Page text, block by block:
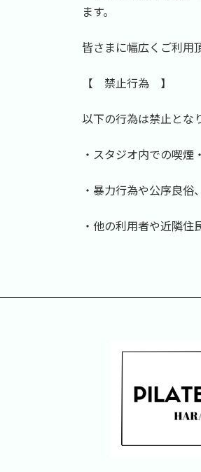
ます。
皆さまに幅広くご利用
【 禁止行為 】
以下の行為は禁止とな
・スタジオ内での喫煙
・暴力行為や公序良俗
・他の利用者や近隣住